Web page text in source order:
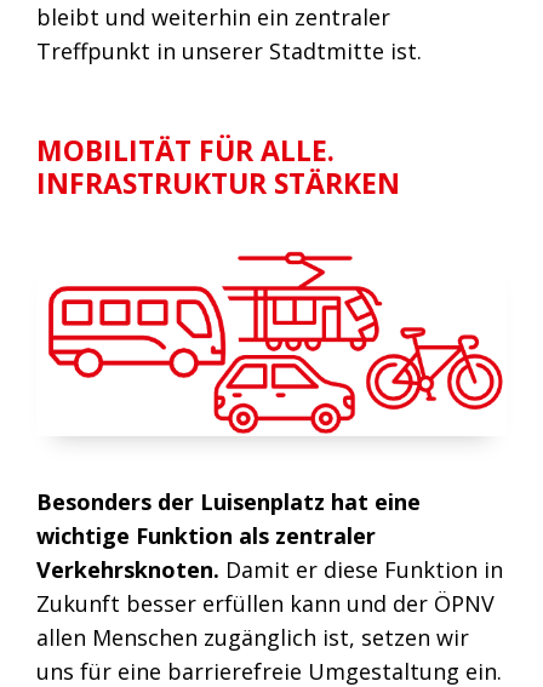
bleibt und weiterhin ein zentraler
Treffpunkt in unserer Stadtmitte ist.
MOBILITÄT FÜR ALLE.
INFRASTRUKTUR STÄRKEN
Besonders der Luisenplatz hat eine
wichtige Funktion als zentraler
Verkehrsknoten. Damit er diese Funktion in
Zukunft besser erfüllen kann und der ÖPNV
allen Menschen zugänglich ist, setzen wir
uns für eine barrierefreie Umgestaltung ein.